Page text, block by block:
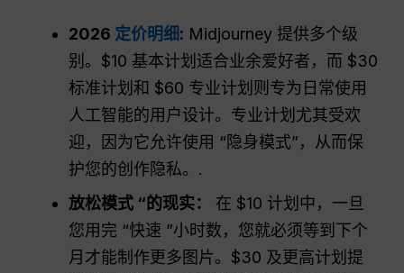
2026 定价明细: Midjourney 提供多个级
别。$10 基本计划适合业余爱好者，而 $30
标准计划和 $60 专业计划则专为日常使用
人工智能的用户设计。专业计划尤其受欢
迎，因为它允许使用 “隐身模式”，从而保
护您的创作隐私。.
放松模式 “的现实：
在 $10 计划中，一旦
您用完 “快速 ”小时数，您就必须等到下个
月才能制作更多图片。$30 及更高计划提